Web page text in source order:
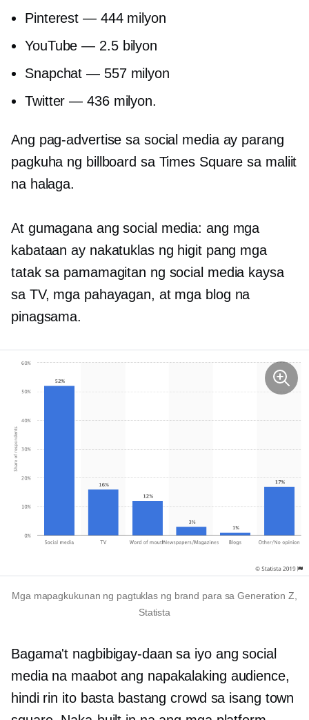
Pinterest — 444 milyon
YouTube — 2.5 bilyon
Snapchat — 557 milyon
Twitter — 436 milyon.
Ang pag-advertise sa social media ay parang
pagkuha ng billboard sa Times Square sa maliit
na halaga.
At gumagana ang social media: ang mga
kabataan ay nakatuklas ng higit pang mga
tatak sa pamamagitan ng social media kaysa
sa TV, mga pahayagan, at mga blog na
pinagsama.
Mga mapagkukunan ng pagtuklas ng brand para sa Generation Z,
Statista
Bagama't nagbibigay-daan sa iyo ang social
media na maabot ang napakalaking audience,
hindi rin ito basta bastang crowd sa isang town